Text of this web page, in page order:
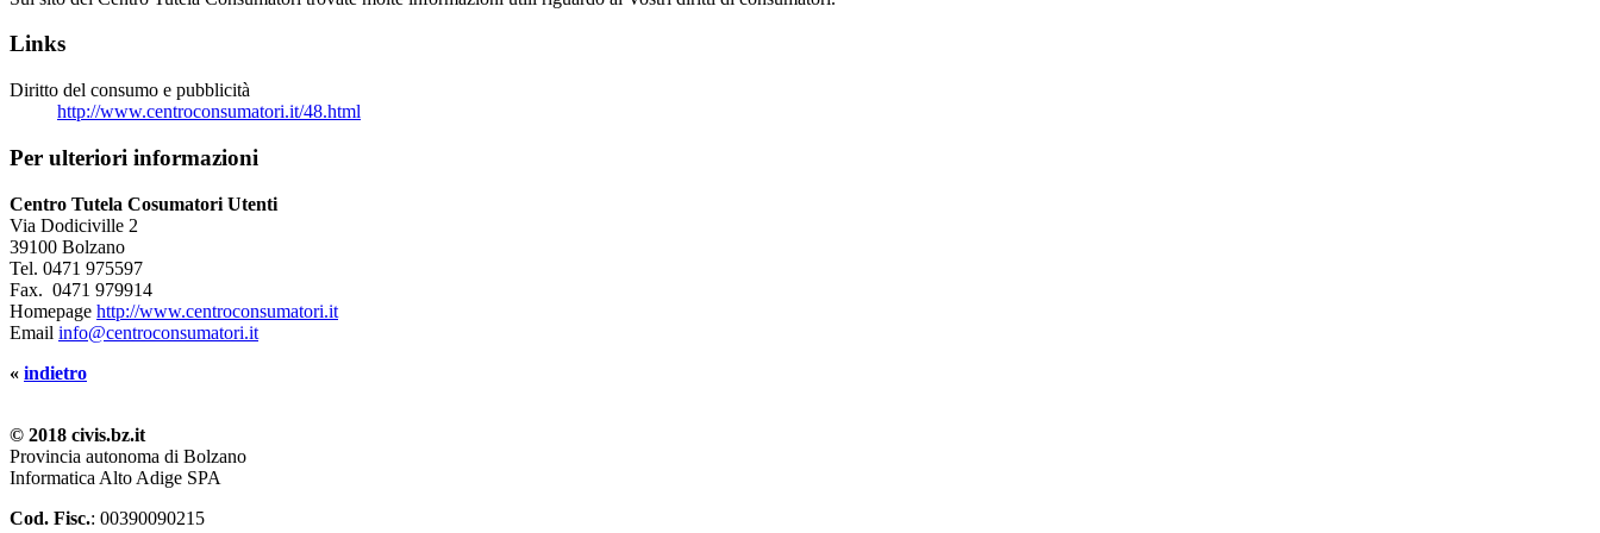
Links
Diritto del consumo e pubblicità
http://www.centroconsumatori.it/48.html
Per ulteriori informazioni
Centro Tutela Cosumatori Utenti
Via Dodiciville 2
39100 Bolzano
Tel. 0471 975597
Fax. 0471 979914
Homepage http://www.centroconsumatori.it
Email info@centroconsumatori.it
« indietro
© 2018 civis.bz.it
Provincia autonoma di Bolzano
Informatica Alto Adige SPA
Cod. Fisc.: 00390090215